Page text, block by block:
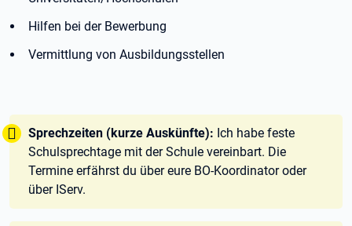
Hilfen bei der Bewerbung
Vermittlung von Ausbildungsstellen
Tipp:
Sprechzeiten (kurze Auskünfte): Ich habe feste
Schulsprechtage mit der Schule vereinbart. Die
Termine erfährst du über eure BO-Koordinator oder
über IServ.